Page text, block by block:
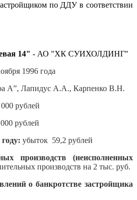
по ДДУ в соответствии
14" - АО "ХК СУИХОЛДИНГ"
1996 года
А”, Лапидус А.А., Карпенко В.Н.
000 рублей
рублей
убыток 59,2 рублей
производств (неисполненных
производств на 2 тыс. руб.
о банкротстве застройщика